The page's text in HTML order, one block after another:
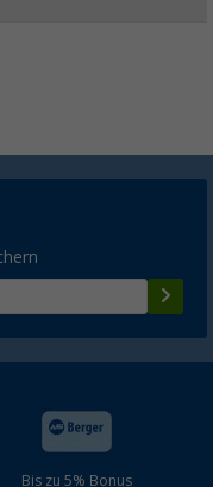
Bis zu 5% Bonus